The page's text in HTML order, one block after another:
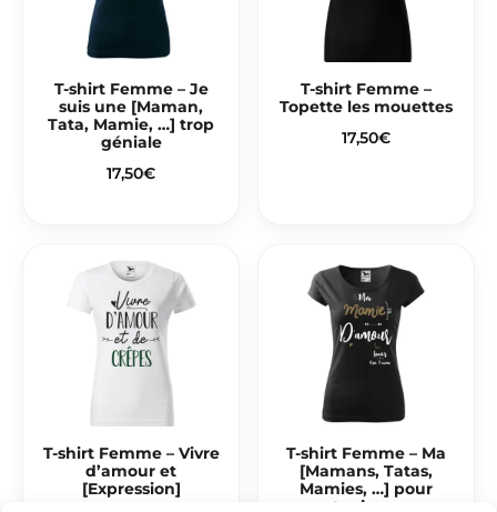
T-shirt Femme – Je
suis une [Maman,
Tata, Mamie, …] trop
géniale
17,50€
T-shirt Femme –
Topette les mouettes
17,50€
T-shirt Femme – Vivre
d’amour et
[Expression]
T-shirt Femme – Ma
[Mamans, Tatas,
Mamies, …] pour
toujours